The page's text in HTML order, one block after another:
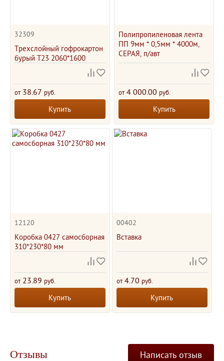
32309
Трехслойный гофрокартон
бурый Т23 2060*1600
от38.67 руб.
Купить
Полипропиленовая лента
ПП 9мм * 0,5мм * 4000м,
СЕРАЯ, п/авт
от4 000.00 руб.
Купить
12120
Коробка 0427 самосборная
310*230*80 мм
от23.89 руб.
Купить
00402
Вставка
от4.70 руб.
Купить
Отзывы Написать отзыв